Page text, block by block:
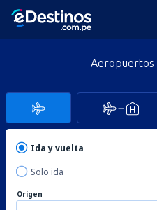
Aeropuertos
Ida y vuelta
Solo ida
Origen